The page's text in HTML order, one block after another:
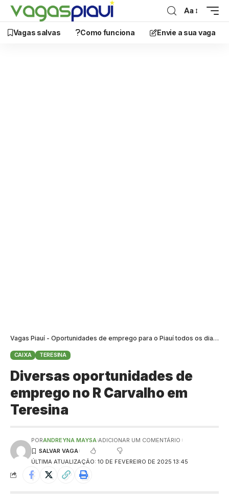
Aa
Vagas salvas Como funciona Envie a sua vaga
Vagas Piauí - Oportunidades de emprego para o Piauí todos os dias>
CAIXA TERESINA
Diversas oportunidades de
emprego no R Carvalho em
Teresina
ÚLTIMA ATUALIZAÇÃO: 10 DE FEVEREIRO DE 2025 13:45
PORANDREYNA MAYSA ADICIONAR UM COMENTÁRIO